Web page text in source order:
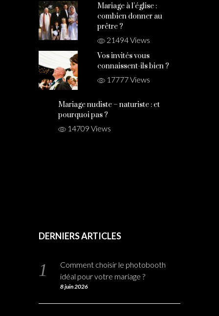
Mariage à l’église :
combien donner au
prêtre ?
21494 Views
Vos invités vous
connaissent-ils bien ?
17777 Views
Mariage nudiste – naturiste : et
pourquoi pas ?
14709 Views
DERNIERS ARTICLES
Comment choisir le photobooth
idéal pour votre mariage ?
8 juin 2026